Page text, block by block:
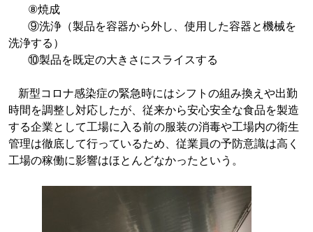
⑧焼成
⑨洗浄（製品を容器から外し、使用した容器と機械を
洗浄する）
⑩製品を既定の大きさにスライスする
新型コロナ感染症の緊急時にはシフトの組み換えや出勤
時間を調整し対応したが、従来から安心安全な食品を製造
する企業として工場に入る前の服装の消毒や工場内の衛生
管理は徹底して行っているため、従業員の予防意識は高く
工場の稼働に影響はほとんどなかったという。